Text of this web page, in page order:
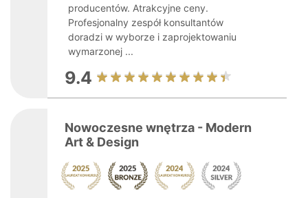
producentów. Atrakcyjne ceny.
Profesjonalny zespół konsultantów
doradzi w wyborze i zaprojektowaniu
wymarzonej ...
9.4
Nowoczesne wnętrza - Modern
Art & Design